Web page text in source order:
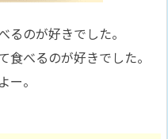
のが好きでした。
べるのが好きでした。
ー。